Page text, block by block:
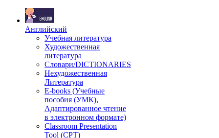
Английский
Учебная литература
Художественная
литература
Словари/DICTIONARIES
Нехудожественная
Литература
E-books (Учебные
пособия (УМК),
Адаптированное чтение
в электронном формате)
Classroom Presentation
Tool (CPT)